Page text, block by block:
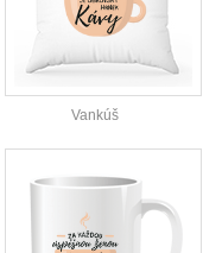
Vankúš